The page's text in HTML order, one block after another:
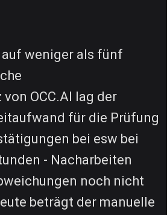
weniger als fünf
OCC.AI lag der
für die Prüfung
bei esw bei
- Nacharbeiten
noch nicht
beträgt der manuelle